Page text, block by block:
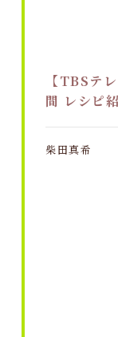
【TBSテ
間 レシピ
柴田真希